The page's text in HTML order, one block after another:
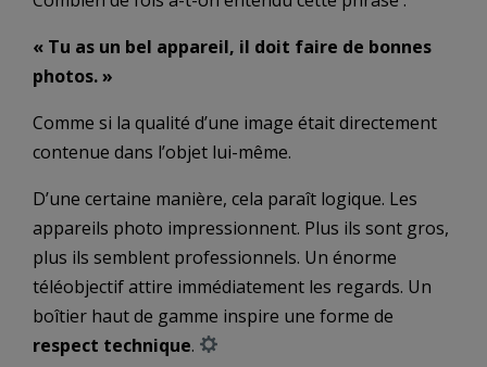
« Tu as un bel appareil, il doit faire de bonnes
photos. »
Comme si la qualité d’une image était directement
contenue dans l’objet lui-même.
D’une certaine manière, cela paraît logique. Les
appareils photo impressionnent. Plus ils sont gros,
plus ils semblent professionnels. Un énorme
téléobjectif attire immédiatement les regards. Un
boîtier haut de gamme inspire une forme de
respect technique.